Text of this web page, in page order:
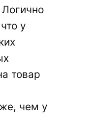
Логично
у
товар
чем у